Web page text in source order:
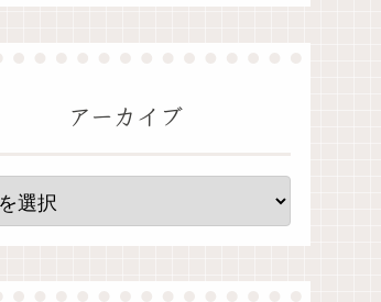
アーカイブ